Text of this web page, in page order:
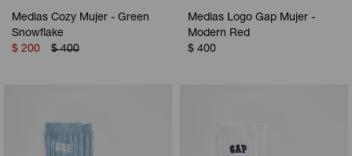
Medias Cozy Mujer - Green
Snowflake
$ 200 $ 400
Medias Logo Gap Mujer -
Modern Red
$ 400